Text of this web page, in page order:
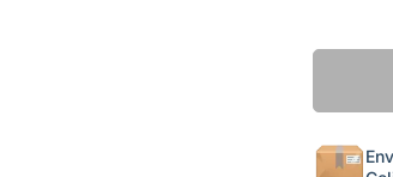
Box
Noël